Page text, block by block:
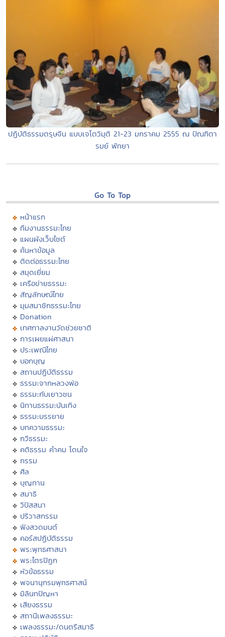
ปฏิบัติธรรมตรุษจีน แบบเจโตวิมุติ 21-23 มกราคม 2555 ณ ปัณฑิตา
รมย์ พัทยา
Go To Top
หน้าแรก
ทีมงานธรรมะไทย
แผนผังเว็บไซต์
ค้นหาข้อมูล
ติดต่อธรรมะไทย
สมุดเยี่ยม
เครือข่ายธรรมะ
สัญลักษณ์ไทย
มุมสมาชิกธรรมะไทย
Donation
เทศกาลงานวัดช่วยชาติ
การเผยแผ่ศาสนา
ประเพณีไทย
บอกบุญ
สถานปฏิบัติธรรม
ธรรมะจากหลวงพ่อ
ธรรมะกับเยาวชน
นิทานธรรมะบันเทิง
ธรรมะบรรยาย
บทความธรรมะ
กวีธรรมะ
คติธรรม คำคม โดนใจ
กรรม
ศีล
บุญทาน
สมาธิ
วิปัสสนา
ปริวาสกรรม
ฟังสวดมนต์
คอร์สปฏิบัติธรรม
พระพุทธศาสนา
พระไตรปิฏก
หัวข้อธรรม
พจนานุกรมพุทธศาสน์
มิลินทปัญหา
เสียงธรรม
สถานีเพลงธรรมะ
เพลงธรรมะ/ดนตรีสมาธิ